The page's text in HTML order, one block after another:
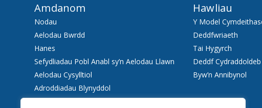
Amdanom
Nodau
Aelodau Bwrdd
Hanes
Sefydliadau Pobl Anabl sy’n Aelodau Llawn
Aelodau Cysylltiol
Adroddiadau Blynyddol
Staff
Hawliau
Y Model
Deddfwriaeth
Tai Hygyrch
Deddf Cydraddoldeb
Byw’n Annibynol